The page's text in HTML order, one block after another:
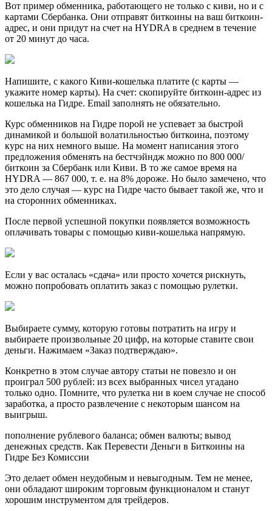
Вот пример обменника, работающего не только с киви, но и с
картами Сбербанка. Они отправят биткоины на ваш биткоин-
адрес, и они придут на счет на HYDRA в среднем в течение
от 20 минут до часа.
Напишите, с какого Киви-кошелька платите (с карты —
укажите номер карты). На счет: скопируйте биткоин-адрес из
кошелька на Гидре. Email заполнять не обязательно.
Курс обменников на Гидре порой не успевает за быстрой
динамикой и большой волатильностью биткоина, поэтому
курс на них немного выше. На момент написания этого
предложения обменять на бестчэйндж можно по 800 000/
биткоин за Сбербанк или Киви. В то же самое время на
HYDRA — 867 000, т. е. на 8% дороже. Но было замечено, что
это дело случая — курс на Гидре часто бывает такой же, что и
на сторонних обменниках.
После первой успешной покупки появляется возможность
оплачивать товары с помощью киви-кошелька напрямую.
Если у вас осталась «сдача» или просто хочется рискнуть,
можно попробовать оплатить заказ с помощью рулетки.
Выбираете сумму, которую готовы потратить на игру и
выбираете произвольные 20 цифр, на которые ставите свои
деньги. Нажимаем «Заказ подтверждаю».
Конкретно в этом случае автору статьи не повезло и он
проиграл 500 рублей: из всех выбранных чисел угадано
только одно. Помните, что рулетка ни в коем случае не способ
заработка, а просто развлечение с некоторым шансом на
выигрыш.
пополнение рублевого баланса; обмен валюты; вывод
денежных средств. Как Перевести Деньги в Биткоины на
Гидре Без Комиссии
Это делает обмен неудобным и невыгодным. Тем не менее,
они обладают широким торговым функционалом и станут
хорошим инструментом для трейдеров.